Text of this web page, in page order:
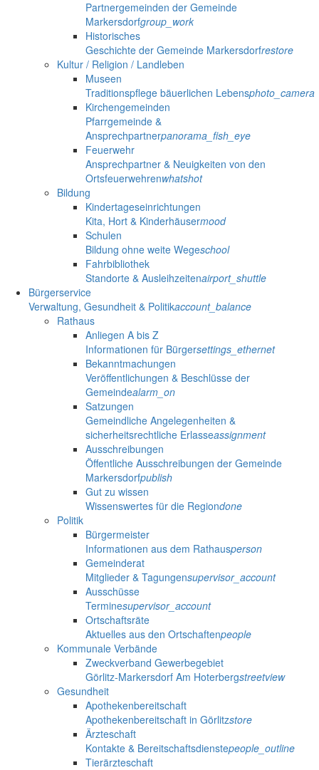
Partnergemeinden der Gemeinde
Markersdorfgroup_work
Historisches
Geschichte der Gemeinde Markersdorfrestore
Kultur / Religion / Landleben
Museen
Traditionspflege bäuerlichen Lebensphoto_camera
Kirchengemeinden
Pfarrgemeinde &
Ansprechpartnerpanorama_fish_eye
Feuerwehr
Ansprechpartner & Neuigkeiten von den
Ortsfeuerwehrenwhatshot
Bildung
Kindertageseinrichtungen
Kita, Hort & Kinderhäusermood
Schulen
Bildung ohne weite Wegeschool
Fahrbibliothek
Standorte & Ausleihzeitenairport_shuttle
Bürgerservice
Verwaltung, Gesundheit & Politikaccount_balance
Rathaus
Anliegen A bis Z
Informationen für Bürgersettings_ethernet
Bekanntmachungen
Veröffentlichungen & Beschlüsse der
Gemeindealarm_on
Satzungen
Gemeindliche Angelegenheiten &
sicherheitsrechtliche Erlasseassignment
Ausschreibungen
Öffentliche Ausschreibungen der Gemeinde
Markersdorfpublish
Gut zu wissen
Wissenswertes für die Regiondone
Politik
Bürgermeister
Informationen aus dem Rathausperson
Gemeinderat
Mitglieder & Tagungensupervisor_account
Ausschüsse
Terminesupervisor_account
Ortschaftsräte
Aktuelles aus den Ortschaftenpeople
Kommunale Verbände
Zweckverband Gewerbegebiet
Görlitz-Markersdorf Am Hoterbergstreetview
Gesundheit
Apothekenbereitschaft
Apothekenbereitschaft in Görlitzstore
Ärzteschaft
Kontakte & Bereitschaftsdienstepeople_outline
Tierärzteschaft